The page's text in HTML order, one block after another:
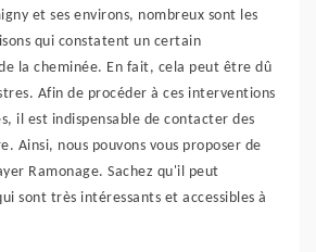
et ses environs, nombreux sont les
qui constatent un certain
la cheminée. En fait, cela peut être dû
Afin de procéder à ces interventions
il est indispensable de contacter des
Ainsi, nous pouvons vous proposer de
Ramonage. Sachez qu'il peut
sont très intéressants et accessibles à